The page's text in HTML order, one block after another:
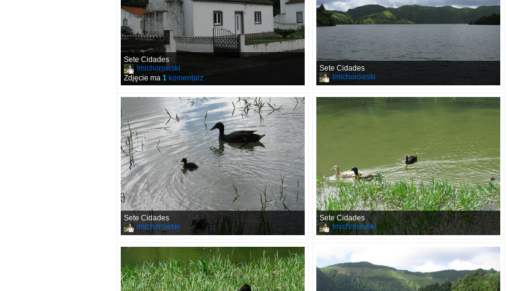
Sete Cidades
lmichorowski
Zdjęcie ma 1komentarz
Sete Cidades
lmichorowski
Sete Cidades
lmichorowski
Sete Cidades
lmichorowski